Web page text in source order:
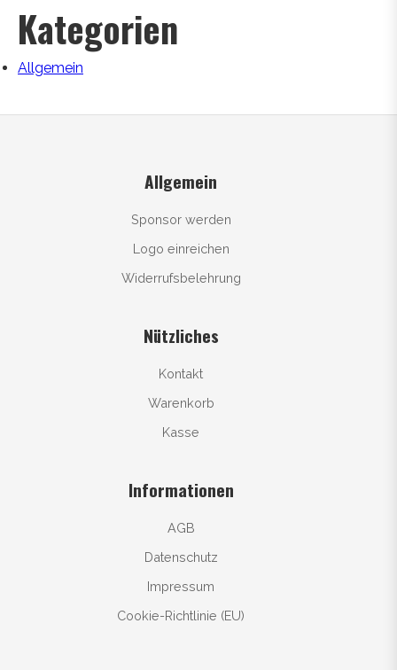
Kategorien
Allgemein
Allgemein
Sponsor werden
Logo einreichen
Widerrufsbelehrung
Nützliches
Kontakt
Warenkorb
Kasse
Informationen
AGB
Datenschutz
Impressum
Cookie-Richtlinie (EU)